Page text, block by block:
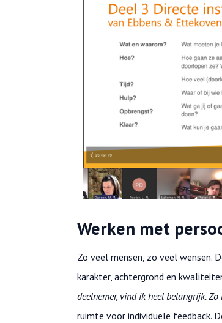
Werken met
Zo veel mensen, zo veel wensen.
karakter, achtergrond en
deelnemer, vind ik heel belangrijk.
ruimte voor individuele feedback.